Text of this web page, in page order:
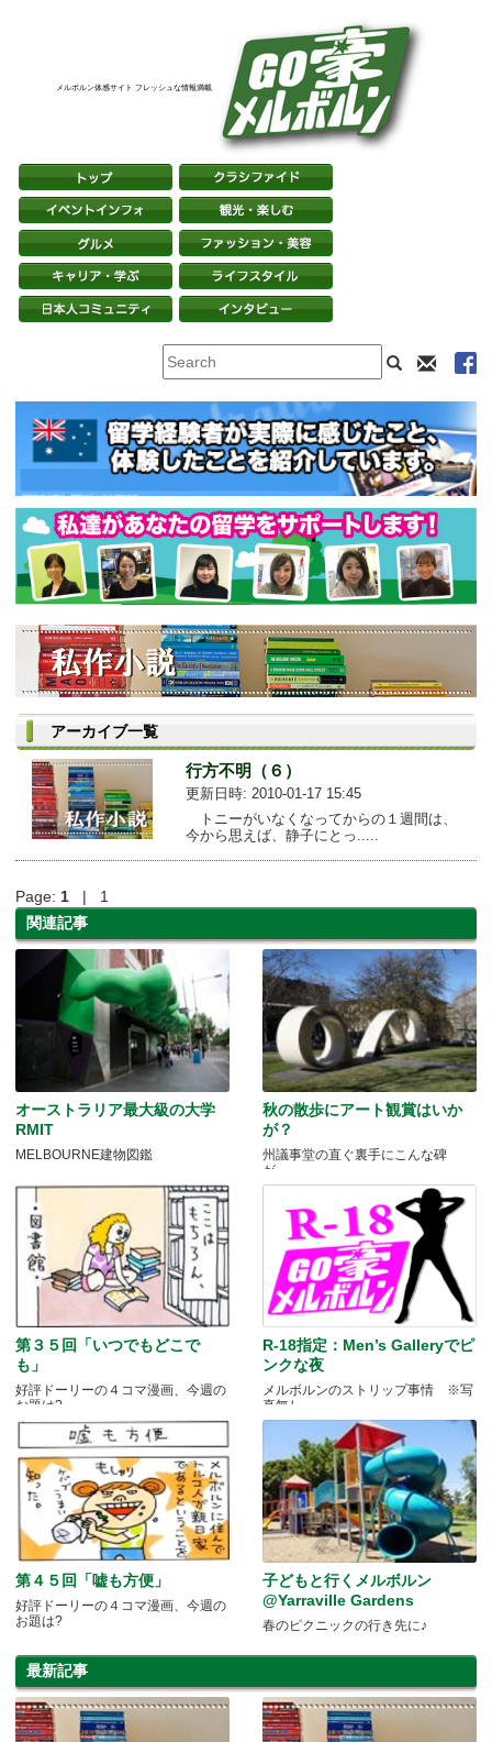
メルボルン体感サイト フレッシュな情報満載
アーカイブ一覧
行方不明（６）
更新日時: 2010-01-17 15:45
トニーがいなくなってからの１週間は、
今から思えば、静子にとっ.....
Page: 1 | 1
関連記事
オーストラリア最大級の大学
RMIT
MELBOURNE建物図鑑
秋の散歩にアート観賞はいか
が？
州議事堂の直ぐ裏手にこんな碑
が。。
第３５回「いつでもどこで
も」
好評ドーリーの４コマ漫画、今週の
お題は?
R-18指定：Men’s Galleryでピ
ンクな夜
メルボルンのストリップ事情 ※写
真無し
第４５回「嘘も方便」
好評ドーリーの４コマ漫画、今週の
お題は?
子どもと行くメルボルン
@Yarraville Gardens
春のピクニックの行き先に♪
最新記事